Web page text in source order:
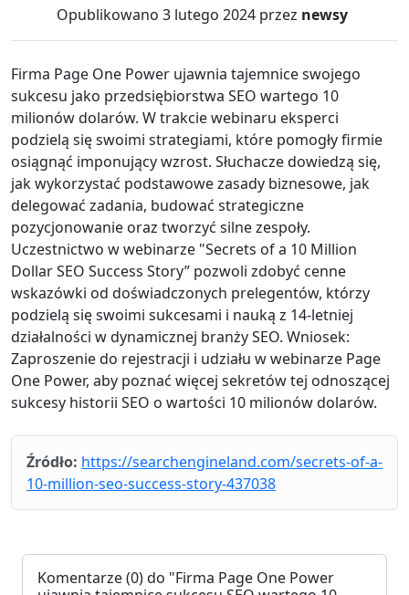
Opublikowano 3 lutego 2024 przez newsy
Firma Page One Power ujawnia tajemnice swojego
sukcesu jako przedsiębiorstwa SEO wartego 10
milionów dolarów. W trakcie webinaru eksperci
podzielą się swoimi strategiami, które pomogły firmie
osiągnąć imponujący wzrost. Słuchacze dowiedzą się,
jak wykorzystać podstawowe zasady biznesowe, jak
delegować zadania, budować strategiczne
pozycjonowanie oraz tworzyć silne zespoły.
Uczestnictwo w webinarze "Secrets of a 10 Million
Dollar SEO Success Story” pozwoli zdobyć cenne
wskazówki od doświadczonych prelegentów, którzy
podzielą się swoimi sukcesami i nauką z 14-letniej
działalności w dynamicznej branży SEO. Wniosek:
Zaproszenie do rejestracji i udziału w webinarze Page
One Power, aby poznać więcej sekretów tej odnoszącej
sukcesy historii SEO o wartości 10 milionów dolarów.
Źródło: https://searchengineland.com/secrets-of-a-
10-million-seo-success-story-437038
Komentarze(0) do "Firma Page One Power